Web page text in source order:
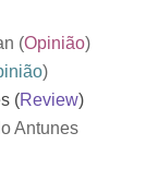
(Opinião)
)
(Review)
Antunes